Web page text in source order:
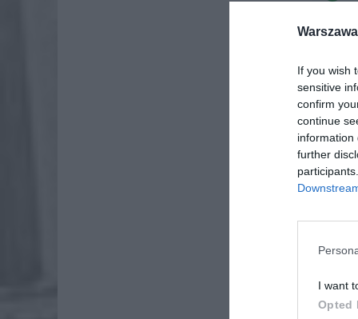
If you wish
sensitive
confirm
continue
information
further
I want
Opted